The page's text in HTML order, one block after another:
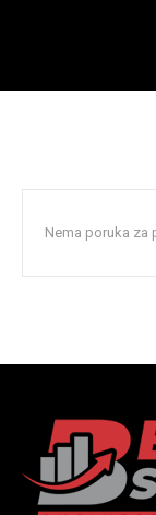
Nema poruka za